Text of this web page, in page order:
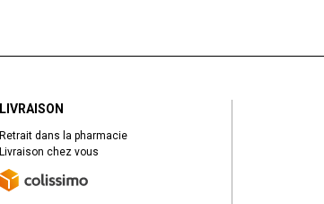
LIVRAISON
Retrait dans la pharmacie
Livraison chez vous